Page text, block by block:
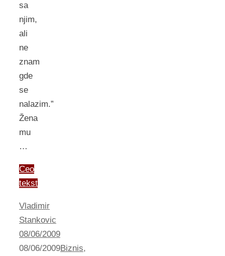
sa
njim,
ali
ne
znam
gde
se
nalazim.”
Žena
mu
…
Ceo
tekst
Vladimir
Stankovic
08/06/2009
08/06/2009Biznis,